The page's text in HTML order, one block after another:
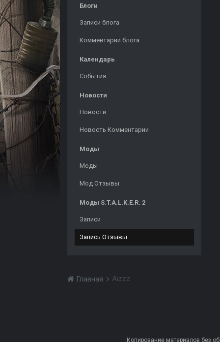
Блоги
Записи блога
Комментарии блога
Календарь
События
Новости
Новости
Новость Комментарии
Моды
Моды
Мод Отзывы
Моды S.T.A.L.K.E.R. 2
Записи
Запись Отзывы
Главная Aizzz
Копирование материалов без